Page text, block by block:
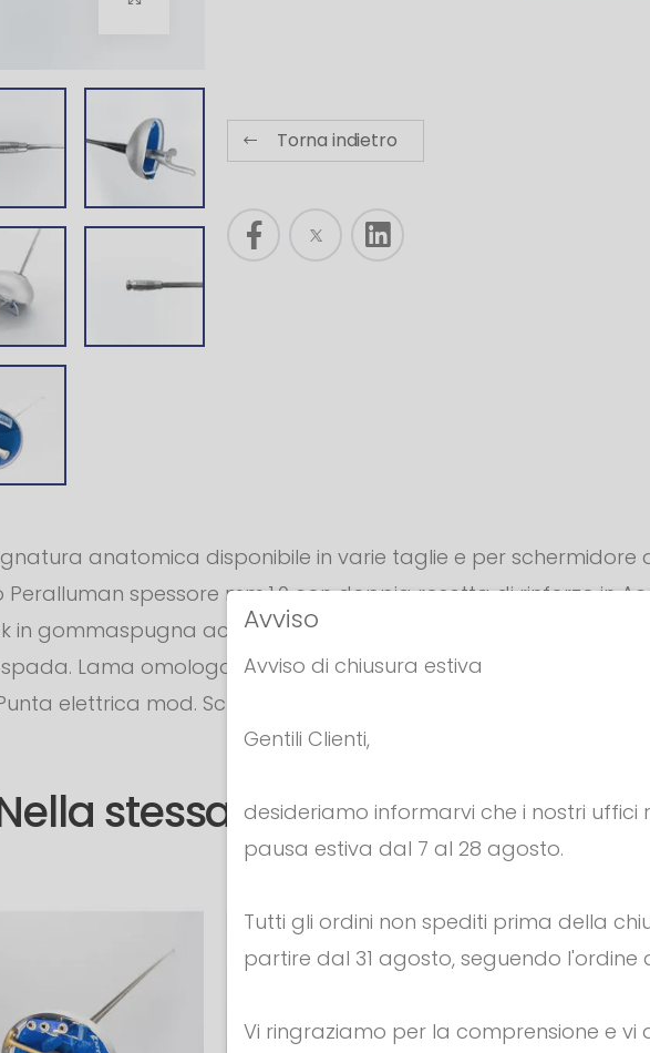
Torna indietro
anatomica disponibile in varie taglie e per schermidore
spessore mm.1,0 con doppia rosetta di rinforzo in
in gommaspugna accoppiata con tessuto sintetico blu royal.
Lama omologata a norme FIE in acciaio Maraging mod.
elettrica mod. Schermasport omologata a norme FIE 2008.
stessa categoria
Avviso
Avviso di chiusura estiva
Gentili Clienti,
desideriamo informarvi che i nostri uffici
pausa estiva dal 7 al 28 agosto.
Tutti gli ordini non spediti prima della
partire dal 31 agosto, seguendo l'ordine
Vi ringraziamo per la comprensione e